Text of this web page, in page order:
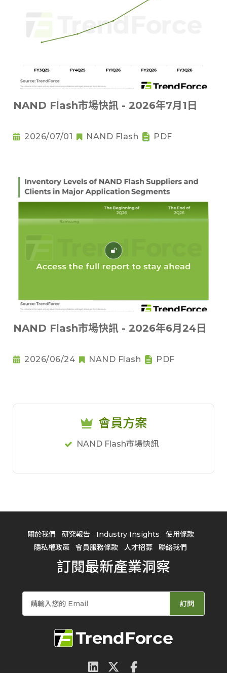
NAND Flash市場快訊 - 2026年7月1日
2026/07/01 NAND Flash PDF
NAND Flash市場快訊 - 2026年6月24日
2026/06/24 NAND Flash PDF
會員方案
NAND Flash市場快訊
關於我們 研究報告 Industry Insights
使用條款
隱私權政策
會員服務條款 人才招募 聯絡我們
訂閱最新產業洞察
訂閱